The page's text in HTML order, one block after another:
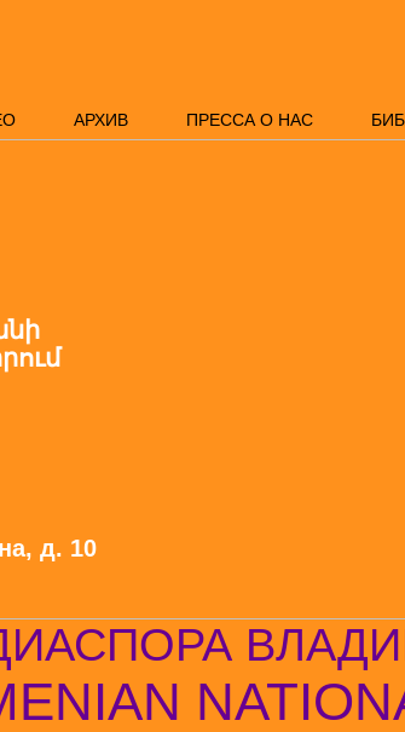
АРХИВ ПРЕССА О НАС
д. 10